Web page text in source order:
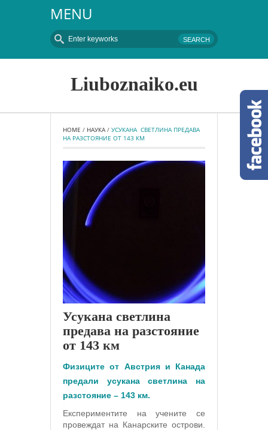
MENU
Liuboznaiko.eu
HOME / НАУКА / УСУКАНА  СВЕТЛИНА ПРЕДАВА
НА РАЗСТОЯНИЕ ОТ 143 КМ
Усукана светлина
предава на разстояние
от 143 км
Физиците от Австрия и Канада
предали усукана светлина на
разстояние – 143 км.
Експериментите на учените се
провеждат на Канарските острови.